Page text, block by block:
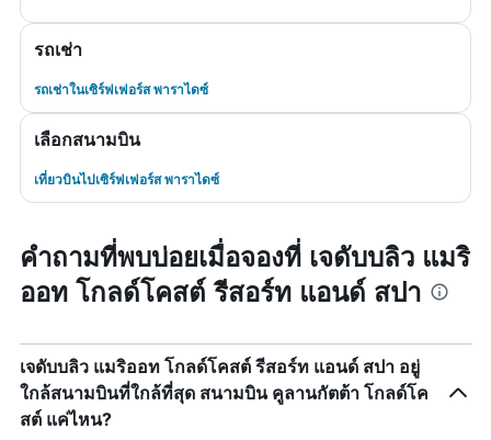
รถเช่า
รถเช่าในเซิร์ฟเฟอร์ส พาราไดซ์
เลือกสนามบิน
เที่ยวบินไปเซิร์ฟเฟอร์ส พาราไดซ์
คำถามที่พบบ่อยเมื่อจองที่ เจดับบลิว แมริ
ออท โกลด์โคสต์ รีสอร์ท แอนด์ สปา
เจดับบลิว แมริออท โกลด์โคสต์ รีสอร์ท แอนด์ สปา อยู่
ใกล้สนามบินที่ใกล้ที่สุด สนามบิน คูลานกัตต้า โกลด์โค
สต์ แค่ไหน?